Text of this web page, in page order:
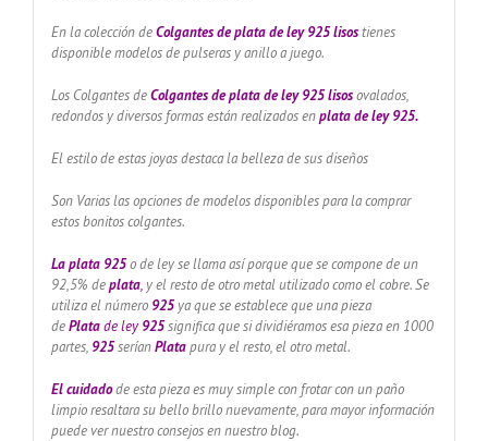
En la colección deColgantes de plata de ley 925 lisostienes
disponible modelos de pulseras y anillo a juego.
Los Colgantes de Colgantes de plata de ley 925 lisosovalados,
redondos y diversos formas están realizados enplata de ley 925.
El estilo de estas joyas destaca la belleza de sus diseños
Son Varias las opciones de modelos disponibles para la comprar
estos bonitos colgantes.
La plata 925o de ley se llama así porque que se compone de un
92,5% deplata,y el resto de otro metal utilizado como el cobre. Se
utiliza el número 925ya que se establece que una pieza
dePlatade ley925significa que si dividiéramos esa pieza en 1000
partes, 925seríanPlatapura y el resto, el otro metal.
El cuidadode esta pieza es muy simple con frotar con un paño
limpio resaltara su bello brillo nuevamente, para mayor información
puede ver nuestro consejos en nuestro blog.